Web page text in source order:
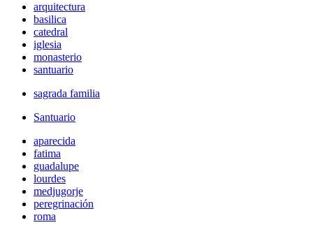
arquitectura
basilica
catedral
iglesia
monasterio
santuario
sagrada familia
Santuario
aparecida
fatima
guadalupe
lourdes
medjugorje
peregrinación
roma